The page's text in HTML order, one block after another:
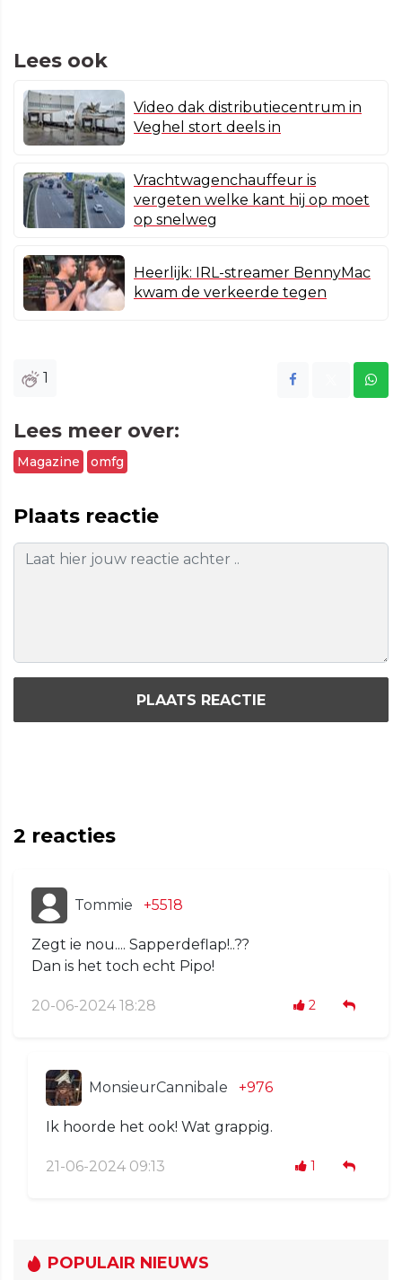
Lees ook
Video dak distributiecentrum in
Veghel stort deels in
Vrachtwagenchauffeur is
vergeten welke kant hij op moet
op snelweg
Heerlijk: IRL-streamer BennyMac
kwam de verkeerde tegen
1
Lees meer over:
Magazine omfg
Plaats reactie
PLAATS REACTIE
2 reacties
Tommie +5518
Zegt ie nou.... Sapperdeflap!..??
Dan is het toch echt Pipo!
20-06-2024 18:28 2
MonsieurCannibale +976
Ik hoorde het ook! Wat grappig.
21-06-2024 09:13 1
POPULAIR NIEUWS